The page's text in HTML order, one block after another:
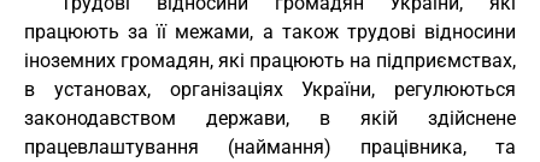
працюють за її межами, а також трудові відносини
іноземних громадян, які працюють на підприємствах,
в установах, організаціях України, регулюються
законодавством держави, в якій здійснене
працевлаштування (наймання) працівника, та